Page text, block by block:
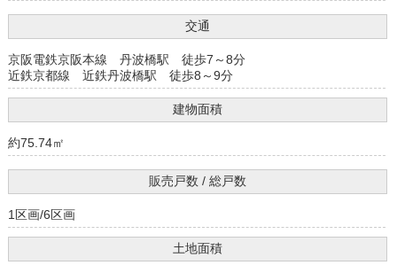
交通
京阪電鉄京阪本線 丹波橋駅 徒歩7～8分
近鉄京都線 近鉄丹波橋駅 徒歩8～9分
建物面積
約75.74㎡
販売戸数 / 総戸数
1区画/6区画
土地面積